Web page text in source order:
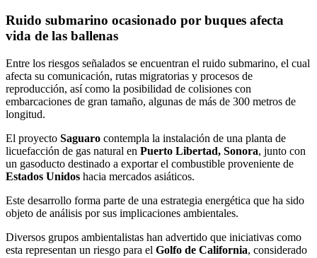
Ruido submarino ocasionado por buques afecta
vida de las ballenas
Entre los riesgos señalados se encuentran el ruido submarino, el cual
afecta su comunicación, rutas migratorias y procesos de
reproducción, así como la posibilidad de colisiones con
embarcaciones de gran tamaño, algunas de más de 300 metros de
longitud.
El proyecto Saguaro contempla la instalación de una planta de
licuefacción de gas natural en Puerto Libertad, Sonora, junto con
un gasoducto destinado a exportar el combustible proveniente de
Estados Unidos hacia mercados asiáticos.
Este desarrollo forma parte de una estrategia energética que ha sido
objeto de análisis por sus implicaciones ambientales.
Diversos grupos ambientalistas han advertido que iniciativas como
esta representan un riesgo para el Golfo de California, considerado